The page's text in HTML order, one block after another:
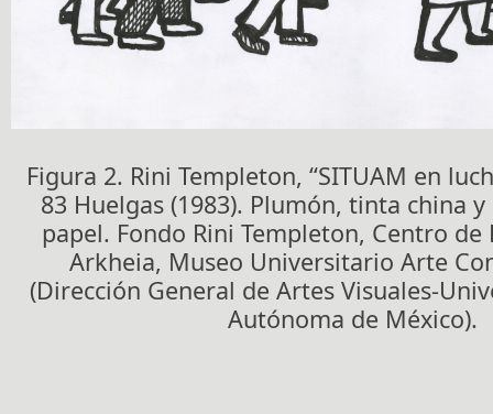
Figura 2. Rini Templeton, “SITUAM en
83 Huelgas (1983). Plumón, tinta china
papel. Fondo Rini Templeton, Centro
Arkheia, Museo Universitario Arte
(Dirección General de Artes Visuales-
Autónoma de México).